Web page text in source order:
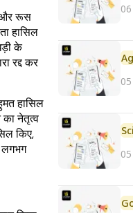
और रूस
हासिल
के
रद्द कर
हासिल
का नेतृत्व
किए,
लगभग